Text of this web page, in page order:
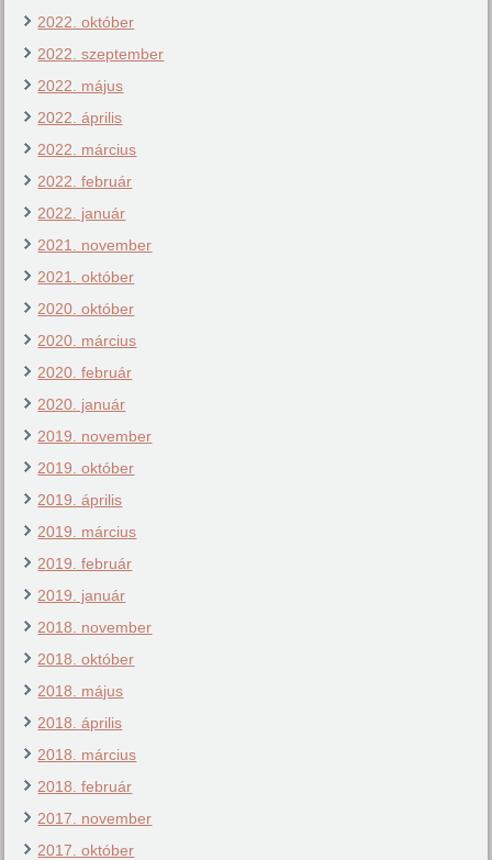
2022. október
2022. szeptember
2022. május
2022. április
2022. március
2022. február
2022. január
2021. november
2021. október
2020. október
2020. március
2020. február
2020. január
2019. november
2019. október
2019. április
2019. március
2019. február
2019. január
2018. november
2018. október
2018. május
2018. április
2018. március
2018. február
2017. november
2017. október